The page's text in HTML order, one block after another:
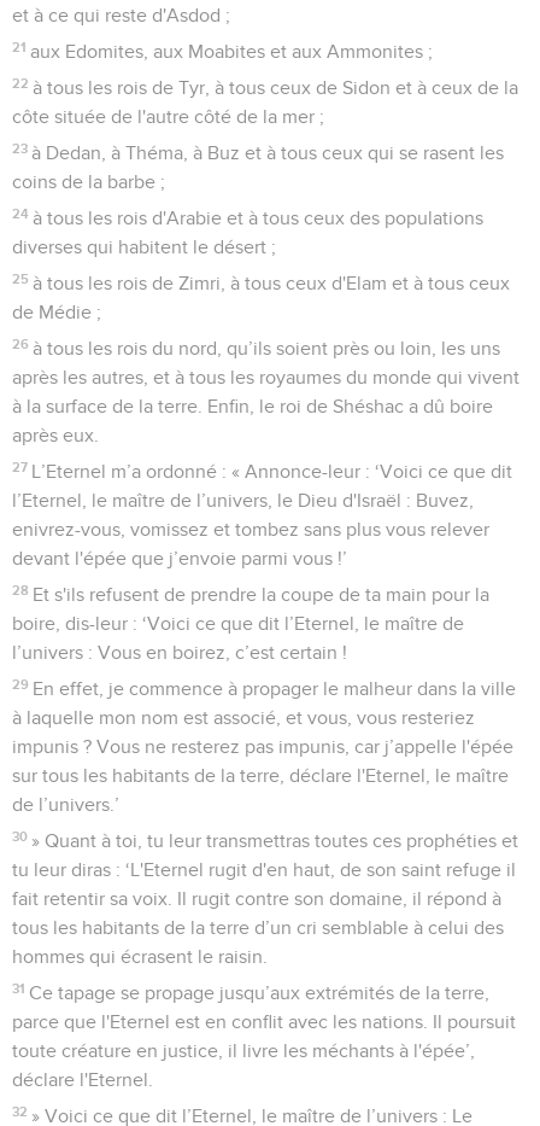
et à ce qui reste d'Asdod ;
21 aux Edomites, aux Moabites et aux Ammonites ;
22 à tous les rois de Tyr, à tous ceux de Sidon et à ceux de la
côte située de l'autre côté de la mer ;
23 à Dedan, à Théma, à Buz et à tous ceux qui se rasent les
coins de la barbe ;
24 à tous les rois d'Arabie et à tous ceux des populations
diverses qui habitent le désert ;
25 à tous les rois de Zimri, à tous ceux d'Elam et à tous ceux
de Médie ;
26 à tous les rois du nord, qu’ils soient près ou loin, les uns
après les autres, et à tous les royaumes du monde qui vivent
à la surface de la terre. Enfin, le roi de Shéshac a dû boire
après eux.
27 L’Eternel m’a ordonné : « Annonce-leur : ‘Voici ce que dit
l’Eternel, le maître de l’univers, le Dieu d'Israël : Buvez,
enivrez-vous, vomissez et tombez sans plus vous relever
devant l'épée que j’envoie parmi vous !’
28 Et s'ils refusent de prendre la coupe de ta main pour la
boire, dis-leur : ‘Voici ce que dit l’Eternel, le maître de
l’univers : Vous en boirez, c’est certain !
29 En effet, je commence à propager le malheur dans la ville
à laquelle mon nom est associé, et vous, vous resteriez
impunis ? Vous ne resterez pas impunis, car j’appelle l'épée
sur tous les habitants de la terre, déclare l'Eternel, le maître
de l’univers.’
30 » Quant à toi, tu leur transmettras toutes ces prophéties et
tu leur diras : ‘L'Eternel rugit d'en haut, de son saint refuge il
fait retentir sa voix. Il rugit contre son domaine, il répond à
tous les habitants de la terre d’un cri semblable à celui des
hommes qui écrasent le raisin.
31 Ce tapage se propage jusqu’aux extrémités de la terre,
parce que l'Eternel est en conflit avec les nations. Il poursuit
toute créature en justice, il livre les méchants à l'épée’,
déclare l'Eternel.
32 » Voici ce que dit l’Eternel, le maître de l’univers : Le